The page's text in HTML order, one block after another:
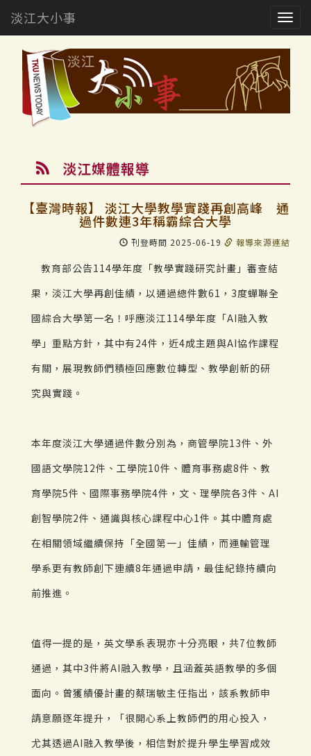
淡江大小事
淡江媒體報導
【臺灣時報】 淡江大學教學實踐再創高峰 通
過件數連3年稱霸綜合大學
刊登時間 2025-06-19 報導來源連結
教育部公告114學年度「教學實踐研究計畫」審查結
果，淡江大學再創佳績，以通過總件數61，3度蟬聯全
國綜合大學第一名！呼應淡江114學年度「AI融入教
學」重點方針，其中有24件，近4成主題與AI協作課程
有關，展現教師們積極回應數位轉型、教學創新的研
究與實踐。
本年度淡江大學通過件數分別為，商管學院13件、外
國語文學院12件、工學院10件、體育事務處8件、教
育學院5件、國際事務學院4件，文、理學院各3件、AI
創智學院2件、通識與核心課程中心1件。其中體育處
在相關領域繼續保持「全國第一」佳績，而運輸管理
學系更有教師創下連續8年通過申請，最佳紀錄持續向
前推進。
值得一提的是，英文學系表現亦十分亮眼，共7位教師
通過，其中3件將AI融入教學，且涵蓋英語教學的多個
面向。曾獲績優計畫的蔡瑞敏主任指出，該系教師申
請意願逐年提升，「很開心系上教師們的用心投入，
尤其透過AI融入教學後，相信對於提升學生學習成效